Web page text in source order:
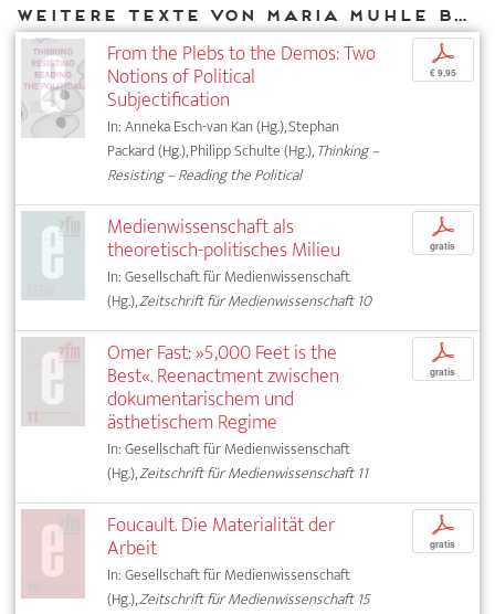
Weitere Texte von Maria Muhle bei DIAPHANES
From the Plebs to the Demos: Two
Notions of Political
Subjectification
In: Anneka Esch-van Kan (Hg.), Stephan
Packard (Hg.), Philipp Schulte (Hg.),Thinking –
Resisting – Reading the Political
p
€ 9,95
Medienwissenschaft als
theoretisch-politisches Milieu
In: Gesellschaft für Medienwissenschaft
(Hg.),Zeitschrift für Medienwissenschaft 10
p
gratis
Omer Fast: »5,000 Feet is the
Best«. Reenactment zwischen
dokumentarischem und
ästhetischem Regime
In: Gesellschaft für Medienwissenschaft
(Hg.),Zeitschrift für Medienwissenschaft 11
p
gratis
Foucault. Die Materialität der
Arbeit
In: Gesellschaft für Medienwissenschaft
(Hg.),Zeitschrift für Medienwissenschaft 15
p
gratis